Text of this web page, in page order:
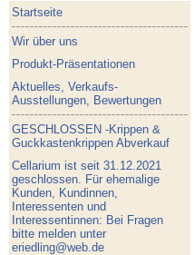
Startseite
Wir über uns
Produkt-Präsentationen
Aktuelles, Verkaufs-
Ausstellungen, Bewertungen
GESCHLOSSEN -Krippen &
Guckkastenkrippen Abverkauf
Cellarium ist seit 31.12.2021
geschlossen. Für ehemalige
Kunden, Kundinnen,
Interessenten und
Interessentinnen: Bei Fragen
bitte melden unter
eriedling@web.de